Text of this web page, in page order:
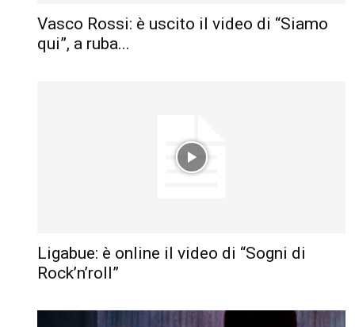
Vasco Rossi: è uscito il video di “Siamo
qui”, a ruba...
Ligabue: è online il video di “Sogni di
Rock’n’roll”